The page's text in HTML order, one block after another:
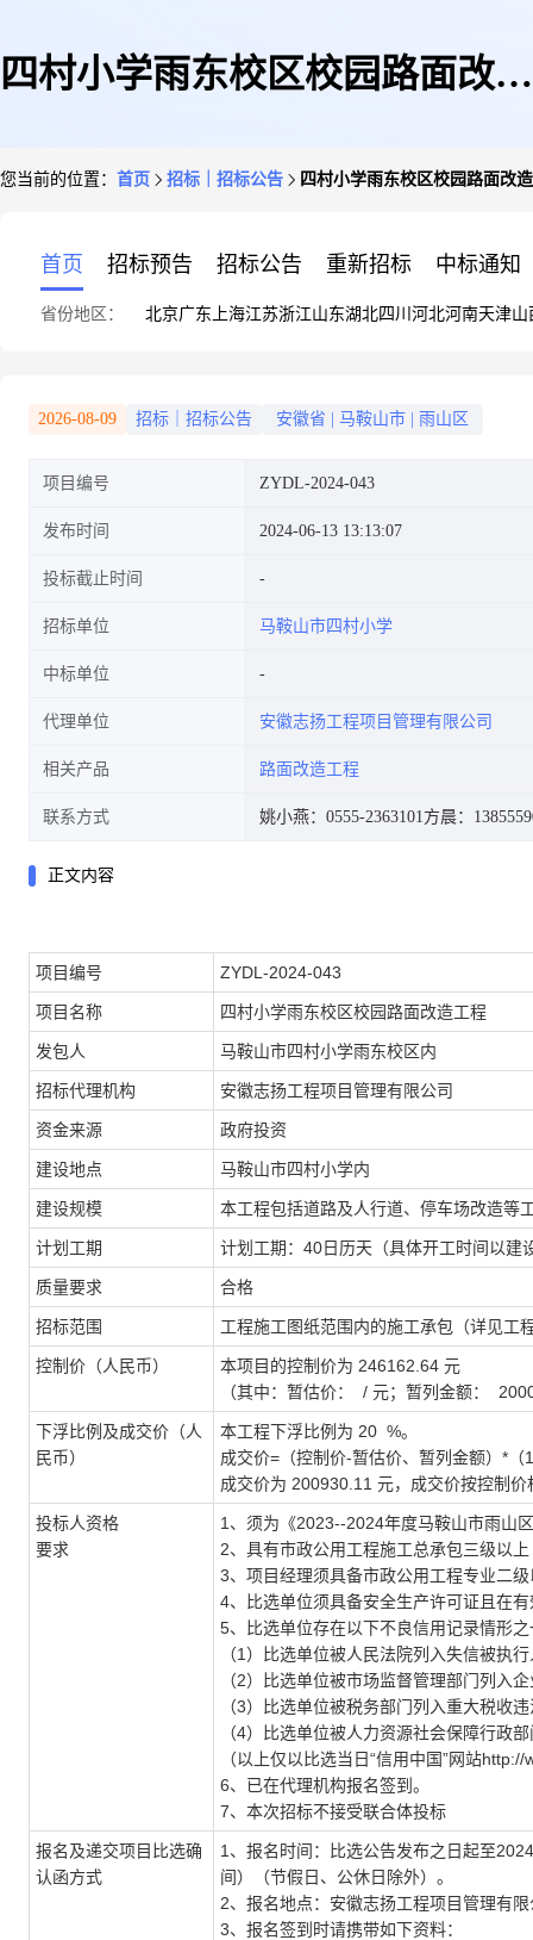
四村小学雨东校区校园路面改造
您当前的位置： 首页 招标｜招标公告 四村小学雨东校区校园路面改
首页 招标预告 招标公告 重新招标 中标通知
省份地区： 北京广东 上海江苏浙江山东湖北四川 河北河南天津山
2026-08-09 招标｜招标公告 安徽省 马鞍山市 雨山区
项目编号 ZYDL-2024-043
发布时间 2024-06-13 13:13:07
投标截止时间
招标单位 马鞍山市四村小学
中标单位
代理单位 安徽志扬工程项目管理有限公司
相关产品 路面改造工程
联系方式 姚小燕：0555-2363101方晨：
正文内容
项目编号 ZYDL-2024-043
项目名称 四村小学雨东校区校园路面改造工程
发包人 马鞍山市四村小学雨东校区内
招标代理机构 安徽志扬工程项目管理有限公司
资金来源 政府投资
建设地点 马鞍山市四村小学内
建设规模 本工程包括道路及人行道、停车场改造等
计划工期 计划工期：40日历天（具体开工时间以建
质量要求 合格
招标范围 工程施工图纸范围内的施工承包（详见工
控制价（人民币）
本项目的控制价为 246162.64 元
（其中：暂估价： / 元；暂列金额：
下浮比例及成交价（人
民币）
本工程下浮比例为 20 %。
成交价=（控制价-暂估价、暂列金额）*
成交价为 200930.11 元，成交价按控制
投标人资格
要求
1、须为《2023--2024年度马鞍山市雨山
2、具有市政公用工程施工总承包三级以
3、项目经理须具备市政公用工程专业二
4、比选单位须具备安全生产许可证且在
5、比选单位存在以下不良信用记录情形
（1）比选单位被人民法院列入失信被执
（2）比选单位被市场监督管理部门列入
（3）比选单位被税务部门列入重大税收
（4）比选单位被人力资源社会保障行政
（以上仅以比选当日“信用中国”网站
6、已在代理机构报名签到。
7、本次招标不接受联合体投标
报名及递交项目比选确
认函方式
1、报名时间：比选公告发布之日起至
间）（节假日、公休日除外）。
2、报名地点：安徽志扬工程项目管理有
3、报名签到时请携带如下资料：